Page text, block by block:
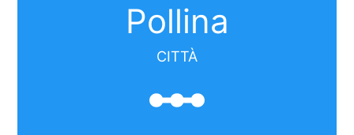
Pollina
CITTÀ
linear_scale